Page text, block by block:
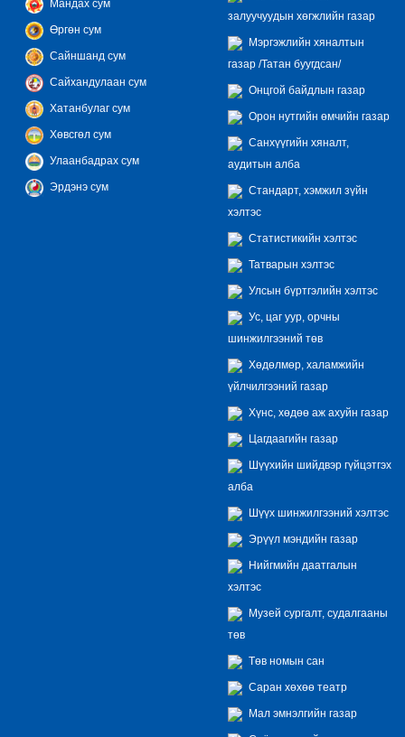
Мандах сум
Өргөн сум
Сайншанд сум
Сайхандулаан сум
Хатанбулаг сум
Хөвсгөл сум
Улаанбадрах сум
Эрдэнэ сум
залуучуудын хөгжлийн газар
Мэргэжлийн хяналтын
газар /Татан буугдсан/
Онцгой байдлын газар
Орон нутгийн өмчийн газар
Санхүүгийн хяналт,
аудитын алба
Стандарт, хэмжил зүйн
хэлтэс
Статистикийн хэлтэс
Татварын хэлтэс
Улсын бүртгэлийн хэлтэс
Ус, цаг уур, орчны
шинжилгээний төв
Хөдөлмөр, халамжийн
үйлчилгээний газар
Хүнс, хөдөө аж ахуйн газар
Цагдаагийн газар
Шүүхийн шийдвэр гүйцэтгэх
алба
Шүүх шинжилгээний хэлтэс
Эрүүл мэндийн газар
Нийгмийн даатгалын
хэлтэс
Музей сургалт, судалгааны
төв
Төв номын сан
Саран хөхөө театр
Мал эмнэлгийн газар